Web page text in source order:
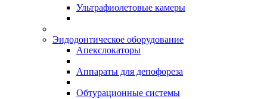
Ультрафиолетовые камеры
Эндодонтическое оборудование
Апекслокаторы
Аппараты для депофореза
Обтурационные системы